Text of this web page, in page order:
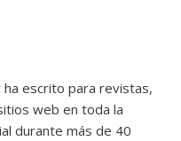
ha escrito para revistas,
web en toda la
durante más de 40